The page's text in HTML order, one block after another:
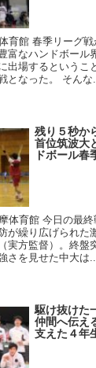
育館 春季リーグ
富なハンドボール
出場するというこ
となった。 そんな...
残り５秒か
首位筑波大
ドボール
体育館 今日の最
が繰り広げられた
実方監督）。終盤
さを見せた中大は
駆け抜けた
仲間へ伝え
支えた４